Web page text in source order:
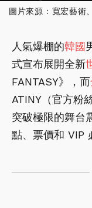
圖片來源：寬宏藝術
人氣爆棚的韓國
式宣布展開全新
FANTASY》，而
ATINY（官方粉
突破極限的舞台
點、票價和 VIP